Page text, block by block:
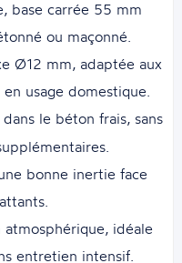
base carrée 55 mm
ou maçonné.
Ø12 mm, adaptée aux
usage domestique.
le béton frais, sans
bonne inertie face
idéale
entretien intensif.